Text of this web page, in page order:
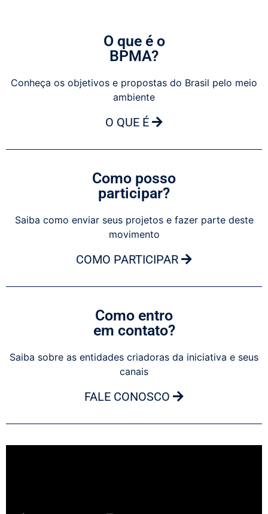
O que é o
BPMA?
Conheça os objetivos e propostas do Brasil pelo meio
ambiente
O QUE É
Como posso
participar?
Saiba como enviar seus projetos e fazer parte deste
movimento
COMO PARTICIPAR
Como entro
em contato?
Saiba sobre as entidades criadoras da iniciativa e seus
canais
FALE CONOSCO